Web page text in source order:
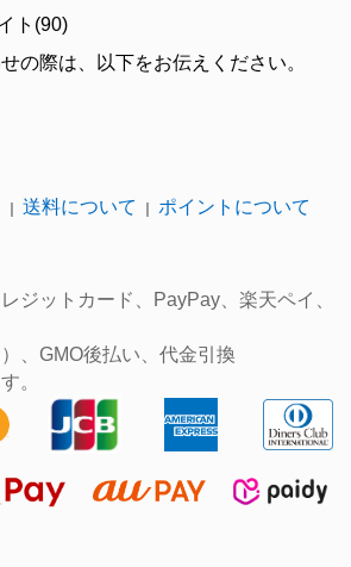
ト(90)
の際は、以下をお伝えください。
｜ 送料について ｜ ポイントについて
ジットカード、PayPay、楽天ペイ、
、GMO後払い、代金引換
。